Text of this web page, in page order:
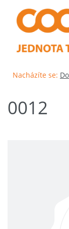
Nacházíte se:
0012